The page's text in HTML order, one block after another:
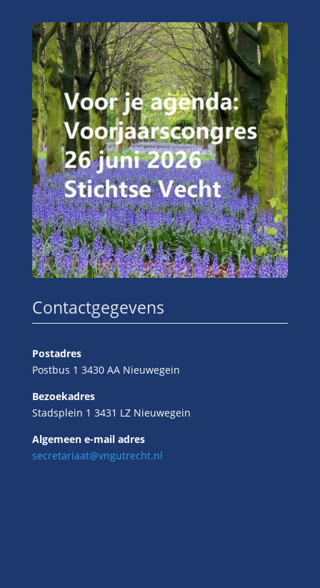
Contactgegevens
Postadres
Postbus 1 3430 AA Nieuwegein
Bezoekadres
Stadsplein 1 3431 LZ Nieuwegein
Algemeen e-mail adres
secretariaat@vngutrecht.nl